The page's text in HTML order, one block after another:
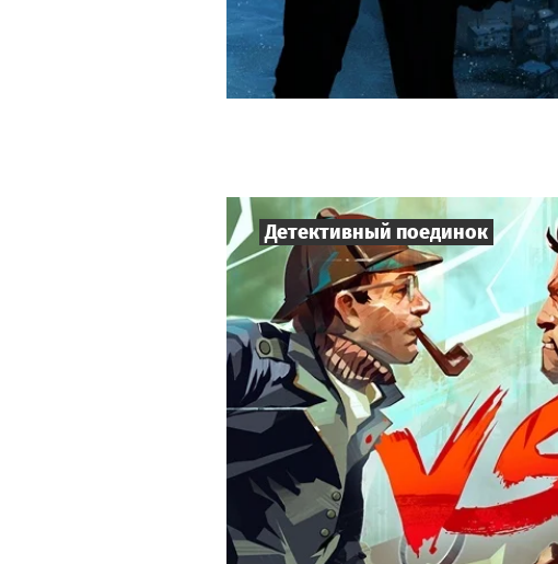
Детективный поединок